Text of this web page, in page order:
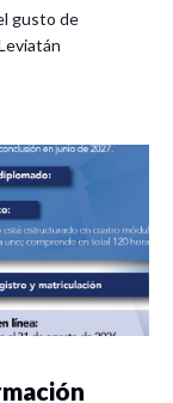
gusto de